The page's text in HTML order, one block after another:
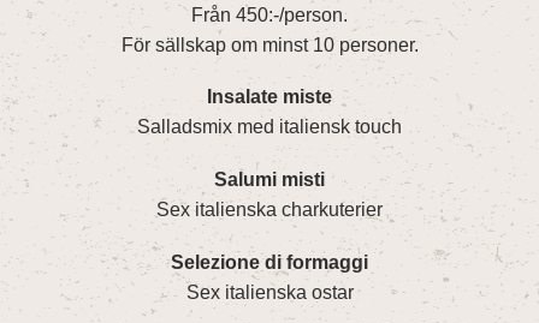
Från 450:-/person.
För sällskap om minst 10 personer.
Insalate miste
Salladsmix med italiensk touch
Salumi misti
Sex italienska charkuterier
Selezione di formaggi
Sex italienska ostar